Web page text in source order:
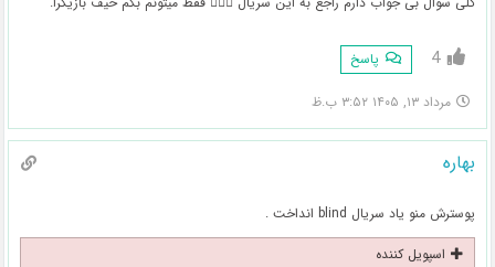
4 پاسخ
مرداد ۱۳, ۱۴۰۵ ۳:۵۲ ب.ظ
بهاره
پوسترش منو یاد سریال blind انداخت .
اسپویل کننده